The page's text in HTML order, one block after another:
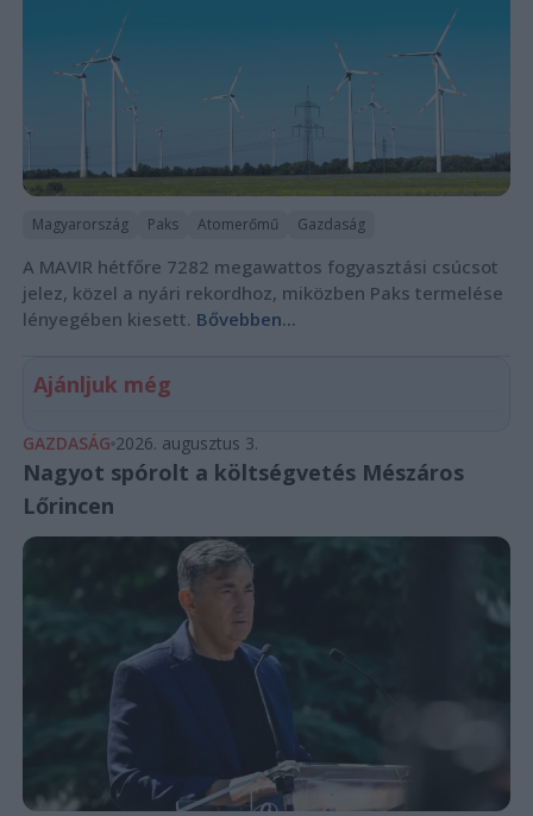
Magyarország Paks Atomerőmű Gazdaság
A MAVIR hétfőre 7282 megawattos fogyasztási csúcsot
jelez, közel a nyári rekordhoz, miközben Paks termelése
lényegében kiesett. Bővebben...
Ajánljuk még
GAZDASÁG 2026. augusztus 3.
Nagyot spórolt a költségvetés Mészáros
Lőrincen